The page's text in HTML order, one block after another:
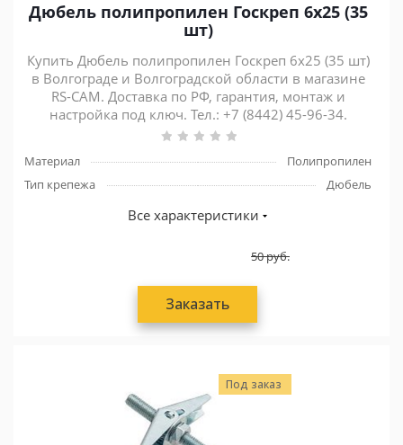
Дюбель полипропилен Госкреп 6x25 (35
шт)
Купить Дюбель полипропилен Госкреп 6x25 (35 шт)
в Волгограде и Волгоградской области в магазине
RS-CAM. Доставка по РФ, гарантия, монтаж и
настройка под ключ. Тел.: +7 (8442) 45-96-34.
Материал
Полипропилен
Тип крепежа
Дюбель
Все характеристики
50руб.
Заказать
Под заказ